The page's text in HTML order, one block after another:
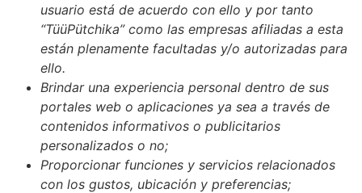
usuario está de acuerdo con ello y por tanto
“TüüPütchika” como las empresas afiliadas a esta
están plenamente facultadas y/o autorizadas para
ello.
Brindar una experiencia personal dentro de sus
portales web o aplicaciones ya sea a través de
contenidos informativos o publicitarios
personalizados o no;
Proporcionar funciones y servicios relacionados
con los gustos, ubicación y preferencias;